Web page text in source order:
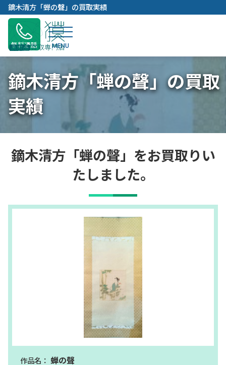
容
キ
プ
鏑木清方「蝉の聲」の買取実績
無料通話
鏑木清方「蝉の聲」の買取
実績
鏑木清方「蝉の聲」をお買取りい
たしました。
蝉の聲